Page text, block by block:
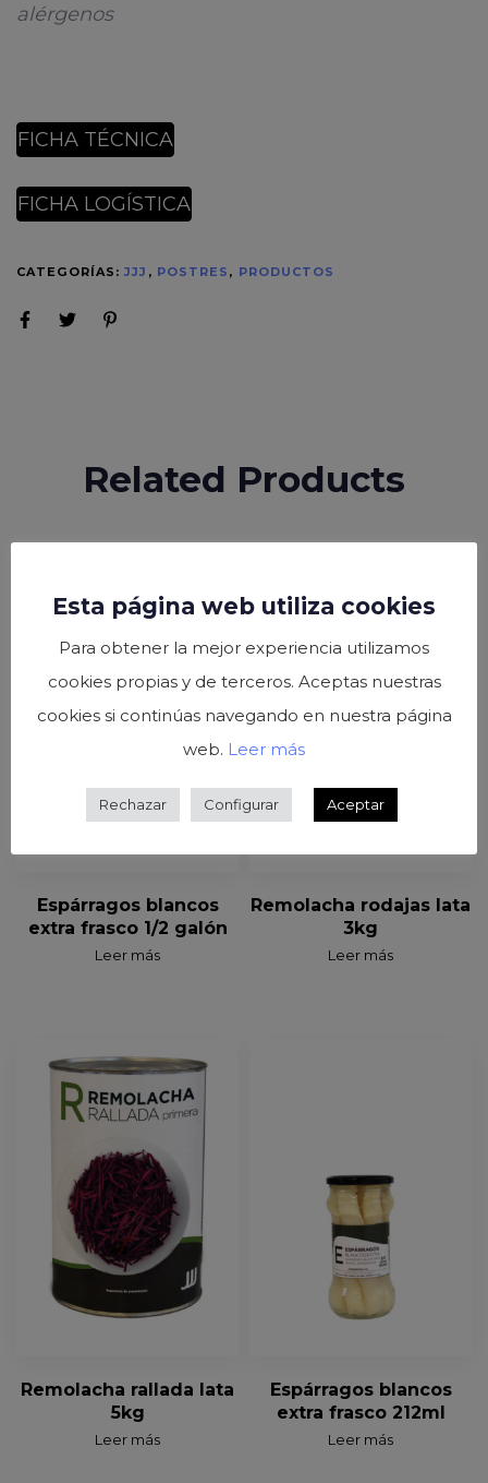
alérgenos
FICHA TÉCNICA
FICHA LOGÍSTICA
CATEGORÍAS:JJJ , POSTRES , PRODUCTOS
Related Products
Espárragos blancos
extra frasco 1/2 galón
Leer más
Remolacha rodajas lata
3kg
Leer más
Remolacha rallada lata
5kg
Leer más
Espárragos blancos
extra frasco 212ml
Leer más
Esta página web utiliza cookies
Para obtener la mejor experiencia utilizamos
cookies propias y de terceros. Aceptas nuestras
cookies si continúas navegando en nuestra página
web. Leer más
Rechazar Configurar Aceptar